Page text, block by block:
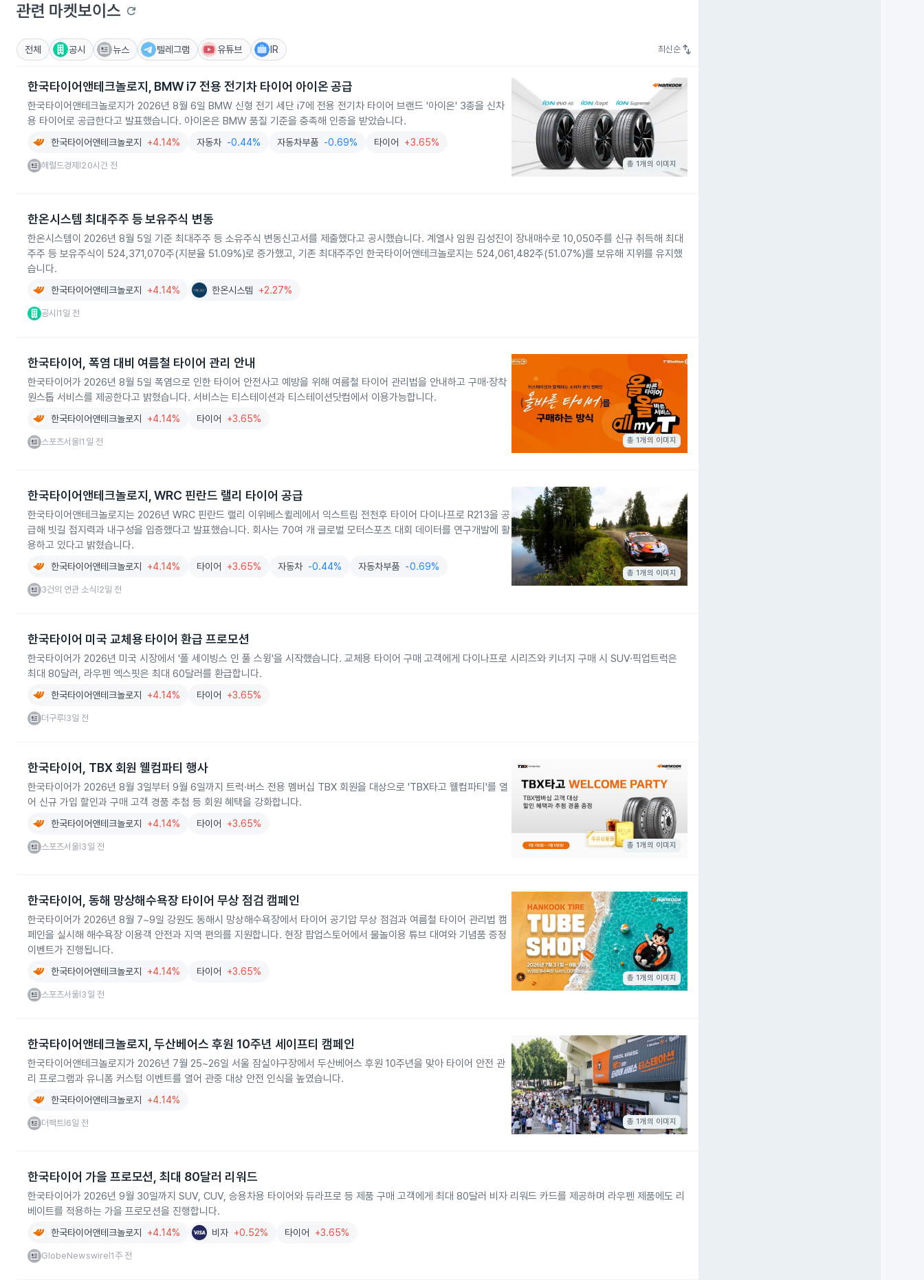
관련 마켓보이스 refresh
전체 공시 뉴스 텔레그램 유튜브 IR 최신순 swap_vert
한국타이어앤테크놀로지, BMW i7 전용 전기차 타이어 아이온 공급
한국타이어앤테크놀로지가 2026년 8월 6일 BMW 신형 전기 세단 i7에 전용 전기차 타이어 브랜드 '아이온' 3종을 신차
용 타이어로 공급한다고 발표했습니다. 아이온은 BMW 품질 기준을 충족해 인증을 받았습니다.
한국타이어앤테크놀로지 +4.14% 자동차 -0.44% 자동차부품 -0.69% 타이어 +3.65%
헤럴드경제 20시간 전 총 1개의 이미지
한온시스템 최대주주 등 보유주식 변동
한온시스템이 2026년 8월 5일 기준 최대주주 등 소유주식 변동신고서를 제출했다고 공시했습니다. 계열사 임원 김성진이 장내매수로 10,050주를 신규 취득해 최대
주주 등 보유주식이 524,371,070주(지분율 51.09%)로 증가했고, 기존 최대주주인 한국타이어앤테크놀로지는 524,061,482주(51.07%)를 보유해 지위를 유지했
습니다.
한국타이어앤테크놀로지 +4.14% 한온시스템 +2.27%
공시 |1일 전
한국타이어, 폭염 대비 여름철 타이어 관리 안내
한국타이어가 2026년 8월 5일 폭염으로 인한 타이어 안전사고 예방을 위해 여름철 타이어 관리법을 안내하고 구매·장착
원스톱 서비스를 제공한다고 밝혔습니다. 서비스는 티스테이션과 티스테이션닷컴에서 이용가능합니다.
한국타이어앤테크놀로지 +4.14% 타이어 +3.65%
스포츠서울 |1일 전 총 1개의 이미지
한국타이어앤테크놀로지, WRC 핀란드 랠리 타이어 공급
한국타이어앤테크놀로지는 2026년 WRC 핀란드 랠리 이위베스퀼레에서 익스트림 전천후 타이어 다이나프로 R213을 공
급해 빗길 접지력과 내구성을 입증했다고 발표했습니다. 회사는 70여 개 글로벌 모터스포츠 대회 데이터를 연구개발에 활
용하고 있다고 밝혔습니다.
한국타이어앤테크놀로지 +4.14% 타이어 +3.65% 자동차 -0.44% 자동차부품 -0.69%
3건의 연관 소식 2일 전
총 1개의 이미지
한국타이어 미국 교체용 타이어 환급 프로모션
한국타이어가 2026년 미국 시장에서 '폴 세이빙스 인 풀 스윙'을 시작했습니다. 교체용 타이어 구매 고객에게 다이나프로 시리즈와 키너지 구매 시 SUV·픽업트럭은
최대 80달러, 라우펜 엑스핏은 최대 60달러를 환급합니다.
한국타이어앤테크놀로지 +4.14% 타이어 +3.65%
더구루 3일 전
한국타이어, TBX 회원 웰컴파티 행사
한국타이어가 2026년 8월 3일부터 9월 6일까지 트럭·버스 전용 멤버십 TBX 회원을 대상으로 'TBX타고 웰컴파티'를 열
어 신규 가입 할인과 구매 고객 경품 추첨 등 회원 혜택을 강화합니다.
한국타이어앤테크놀로지 +4.14% 타이어 +3.65%
스포츠서울 3일 전 총 1개의 이미지
한국타이어, 동해 망상해수욕장 타이어 무상 점검 캠페인
한국타이어가 2026년 8월 7~9일 강원도 동해시 망상해수욕장에서 타이어 공기압 무상 점검과 여름철 타이어 관리법 캠
페인을 실시해 해수욕장 이용객 안전과 지역 편의를 지원합니다. 현장 팝업스토어에서 물놀이용 튜브 대여와 기념품 증정
이벤트가 진행됩니다.
한국타이어앤테크놀로지 +4.14% 타이어 +3.65%
스포츠서울 3일 전
총 1개의 이미지
한국타이어앤테크놀로지, 두산베어스 후원 10주년 세이프티 캠페인
한국타이어앤테크놀로지가 2026년 7월 25~26일 서울 잠실야구장에서 두산베어스 후원 10주년을 맞아 타이어 안전 관
리 프로그램과 유니폼 커스텀 이벤트를 열어 관중 대상 안전 인식을 높였습니다.
한국타이어앤테크놀로지 +4.14%
더팩트 6일 전 총 1개의 이미지
한국타이어 가을 프로모션, 최대 80달러 리워드
한국타이어가 2026년 9월 30일까지 SUV, CUV, 승용차용 타이어와 듀라프로 등 제품 구매 고객에게 최대 80달러 비자 리워드 카드를 제공하며 라우펜 제품에도 리
베이트를 적용하는 가을 프로모션을 진행합니다.
한국타이어앤테크놀로지 +4.14% 비자 +0.52% 타이어 +3.65%
GlobeNewswire 1주 전